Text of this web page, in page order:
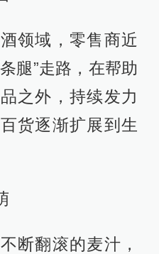
领域，零售商近
腿”走路，在帮助
之外，持续发力
货逐渐扩展到生
断翻滚的麦汁，